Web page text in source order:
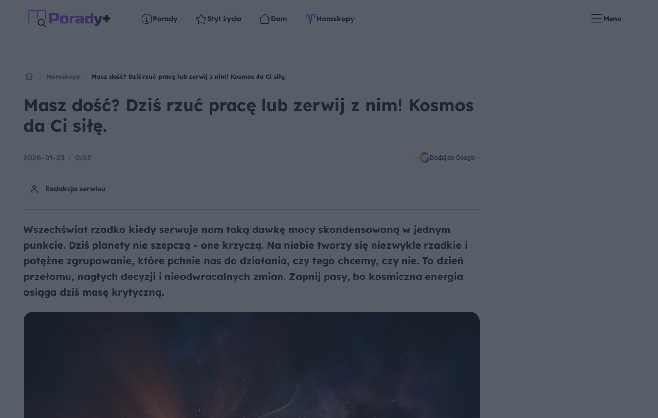
Porady Styl życia Dom Horoskopy Menu
Horoskopy Masz dość? Dziś rzuć pracę lub zerwij z nim! Kosmos da Ci siłę.
Masz dość? Dziś rzuć pracę lub zerwij z nim! Kosmos
da Ci siłę.
Redakcja serwisu
2026-01-23 0:02 Dodaj do Google
Wszechświat rzadko kiedy serwuje nam taką dawkę mocy skondensowaną w jednym
punkcie. Dziś planety nie szepczą - one krzyczą. Na niebie tworzy się niezwykle rzadkie i
potężne zgrupowanie, które pchnie nas do działania, czy tego chcemy, czy nie. To dzień
przełomu, nagłych decyzji i nieodwracalnych zmian. Zapnij pasy, bo kosmiczna energia
osiąga dziś masę krytyczną.